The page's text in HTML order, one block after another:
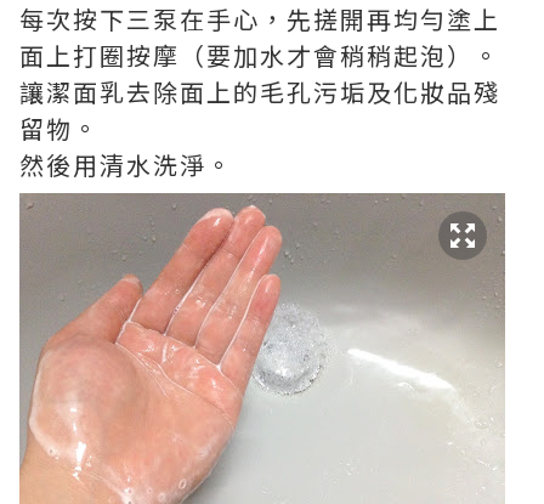
每次按下三泵在手心，先搓開再均勻塗上
面上打圈按摩（要加水才會稍稍起泡）。
讓潔面乳去除面上的毛孔污垢及化妝品殘
留物。
然後用清水洗淨。